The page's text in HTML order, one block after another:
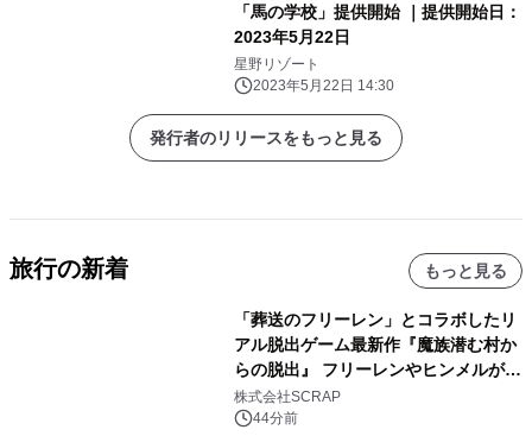
「馬の学校」提供開始 ｜提供開始日：
2023年5月22日
星野リゾート
2023年5月22日 14:30
発行者のリリースをもっと見る
旅行の新着 もっと見る
「葬送のフリーレン」とコラボしたリ
アル脱出ゲーム最新作『魔族潜む村か
らの脱出』 フリーレンやヒンメルが武
器を手に魔族を見据える描き下ろしメ
インビジュアル公開
株式会社SCRAP
44分前